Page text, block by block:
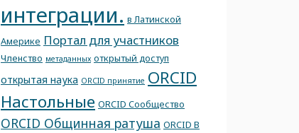
интеграции. в Латинской
Америке Портал для участников
Членство метаданных открытый доступ
открытая наука ORCID принятие ORCID
Настольные ORCID Сообщество
ORCID Общинная ратуша ORCID В